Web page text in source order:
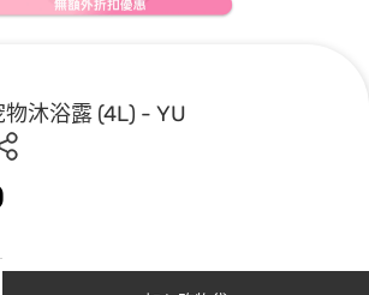
沐浴露 (4L) - YU